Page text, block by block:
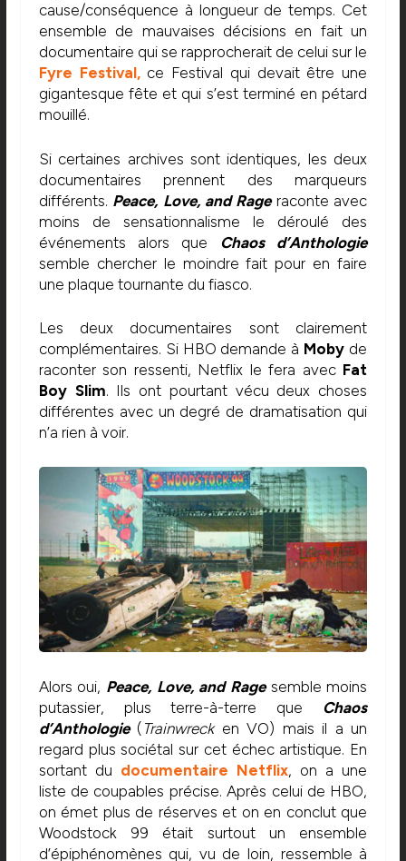
cause/conséquence à longueur de temps. Cet
ensemble de mauvaises décisions en fait un
documentaire qui se rapprocherait de celui sur le
Fyre Festival,ce Festival qui devait être une
gigantesque fête et qui s’est terminé en pétard
mouillé.
Si certaines archives sont identiques, les deux
documentaires prennent des marqueurs
différents. Peace, Love, and Rageraconte avec
moins de sensationnalisme le déroulé des
événements alors que Chaos d’Anthologie
semble chercher le moindre fait pour en faire
une plaque tournante du fiasco.
Les deux documentaires sont clairement
complémentaires. Si HBO demande à Moby de
raconter son ressenti, Netflix le fera avec Fat
Boy Slim. Ils ont pourtant vécu deux choses
différentes avec un degré de dramatisation qui
n’a rien à voir.
Alors oui, Peace, Love, and Ragesemble moins
putassier, plus terre-à-terre que Chaos
d’Anthologie( Trainwrecken VO) mais il a un
regard plus sociétal sur cet échec artistique. En
sortant du documentaire Netflix, on a une
liste de coupables précise. Après celui de HBO,
on émet plus de réserves et on en conclut que
Woodstock 99 était surtout un ensemble
d’épiphénomènes qui, vu de loin, ressemble à